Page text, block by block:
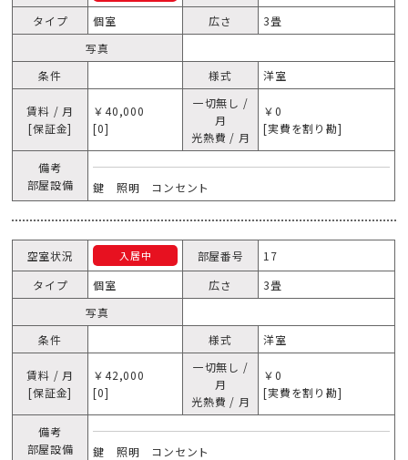
タイプ
個室 広さ
3畳
写真
条件
様式 洋室
賃料 / 月
[保証金]
￥40,000
[0]
一切無し /
月
光熱費 / 月
￥0
[実費を割り勘]
備考
部屋設備
鍵 照明 コンセント
空室状況 入居中 部屋番号
17
タイプ
個室 広さ
3畳
写真
条件
様式 洋室
賃料 / 月
[保証金]
￥42,000
[0]
一切無し /
月
光熱費 / 月
￥0
[実費を割り勘]
備考
部屋設備
鍵 照明 コンセント